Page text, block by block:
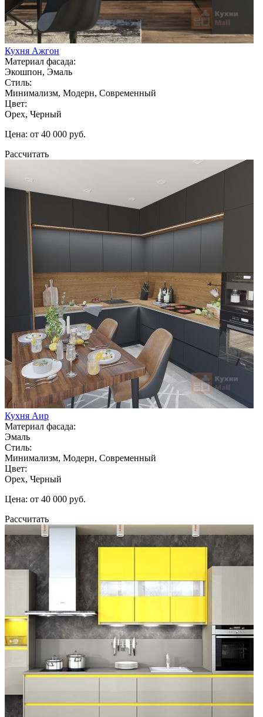
Кухня Ажгон
Материал фасада:
Экошпон, Эмаль
Стиль:
Минимализм, Модерн, Современный
Цвет:
Орех, Черный
Цена: от 40 000 руб.
Рассчитать
Кухня Аир
Материал фасада:
Эмаль
Стиль:
Минимализм, Модерн, Современный
Цвет:
Орех, Черный
Цена: от 40 000 руб.
Рассчитать